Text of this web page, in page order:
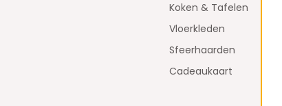
Koken & Tafelen
Vloerkleden
Sfeerhaarden
Cadeaukaart